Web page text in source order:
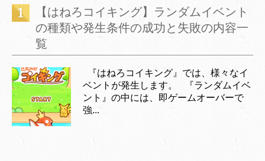
【はねろコイキング】ランダムイベント
の種類や発生条件の成功と失敗の内容一
覧
『はねろコイキング』では、様々なイ
ベントが発生します。 『ランダムイベ
ント』の中には、即ゲームオーバーで
強...